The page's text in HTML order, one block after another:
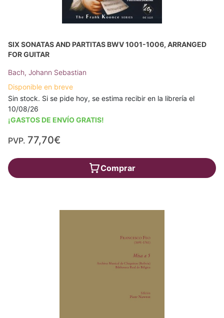
SIX SONATAS AND PARTITAS BWV 1001-1006, ARRANGED
FOR GUITAR
Bach, Johann Sebastian
Disponible en breve
Sin stock. Si se pide hoy, se estima recibir en la librería el
10/08/26
¡GASTOS DE ENVÍO GRATIS!
PVP. 77,70€
Comprar